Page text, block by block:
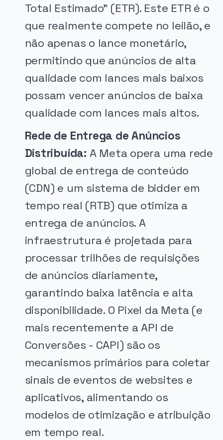
Total Estimado" (ETR). Este ETR é o
que realmente compete no leilão, e
não apenas o lance monetário,
permitindo que anúncios de alta
qualidade com lances mais baixos
possam vencer anúncios de baixa
qualidade com lances mais altos.
Rede de Entrega de Anúncios
Distribuída: A Meta opera uma rede
global de entrega de conteúdo
(CDN) e um sistema de bidder em
tempo real (RTB) que otimiza a
entrega de anúncios. A
infraestrutura é projetada para
processar trilhões de requisições
de anúncios diariamente,
garantindo baixa latência e alta
disponibilidade. O Pixel da Meta (e
mais recentemente a API de
Conversões - CAPI) são os
mecanismos primários para coletar
sinais de eventos de websites e
aplicativos, alimentando os
modelos de otimização e atribuição
em tempo real.